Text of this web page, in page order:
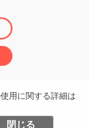
用に関する詳細は
閉じる
reserved.